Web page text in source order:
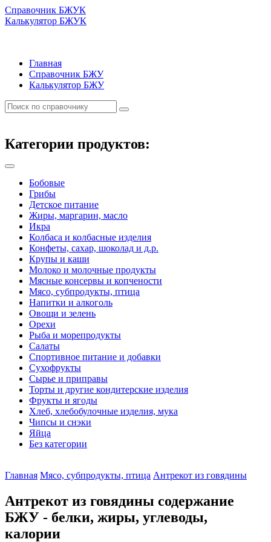
Справочник БЖУК
Калькулятор БЖУК
Главная
Справочник БЖУ
Калькулятор БЖУ
Категории продуктов:
Бобовые
Грибы
Детское питание
Жиры, маргарин, масло
Икра
Колбаса и колбасные изделия
Конфеты, сахар, шоколад и д.р.
Крупы и каши
Молоко и молочные продукты
Мясные консервы и копчености
Мясо, субпродукты, птица
Напитки и алкоголь
Овощи и зелень
Орехи
Рыба и морепродукты
Салаты
Спортивное питание и добавки
Сухофрукты
Сырье и приправы
Торты и другие кондитерские изделия
Фрукты и ягоды
Хлеб, хлебобулочные изделия, мука
Чипсы и снэки
Яйца
Без категории
Главная Мясо, субпродукты, птица Антрекот из говядины
Антрекот из говядины содержание
БЖУ - белки, жиры, углеводы,
калории